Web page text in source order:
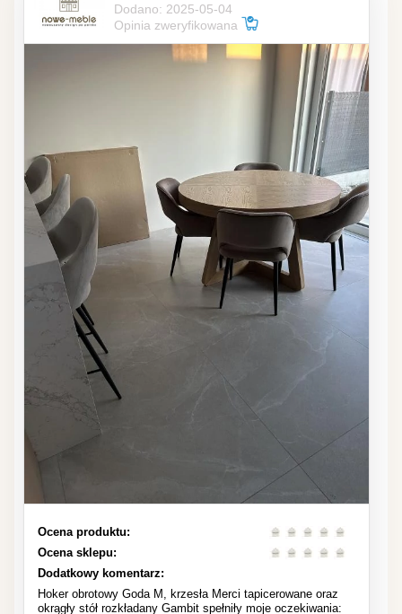
Dodano: 2025-05-04
Opinia zweryfikowana
Ocena produktu:
Ocena sklepu:
Dodatkowy komentarz:
Hoker obrotowy Goda M, krzesła Merci tapicerowane oraz
okrągły stół rozkładany Gambit spełniły moje oczekiwania: